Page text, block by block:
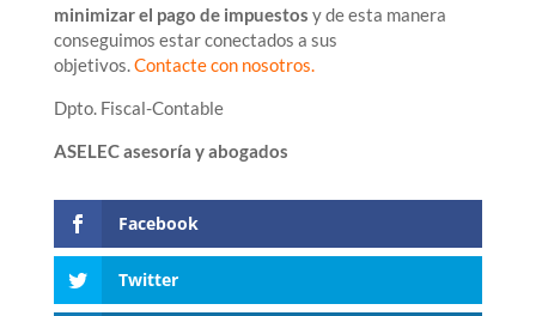
minimizar el pago de impuestos y de esta manera
conseguimos estar conectados a sus
objetivos.Contacte con nosotros.
Dpto. Fiscal-Contable
ASELEC asesoría y abogados
Facebook
Twitter